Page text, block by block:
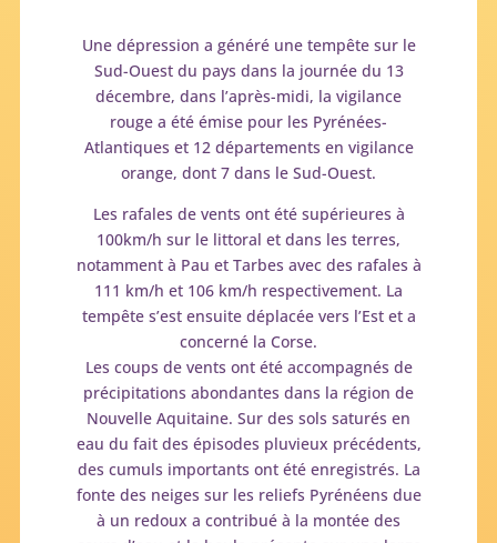
Une dépression a généré une tempête sur le
Sud-Ouest du pays dans la journée du 13
décembre, dans l’après-midi, la vigilance
rouge a été émise pour les Pyrénées-
Atlantiques et 12 départements en vigilance
orange, dont 7 dans le Sud-Ouest.
Les rafales de vents ont été supérieures à
100km/h sur le littoral et dans les terres,
notamment à Pau et Tarbes avec des rafales à
111 km/h et 106 km/h respectivement. La
tempête s’est ensuite déplacée vers l’Est et a
concerné la Corse.
Les coups de vents ont été accompagnés de
précipitations abondantes dans la région de
Nouvelle Aquitaine. Sur des sols saturés en
eau du fait des épisodes pluvieux précédents,
des cumuls importants ont été enregistrés. La
fonte des neiges sur les reliefs Pyrénéens due
à un redoux a contribué à la montée des